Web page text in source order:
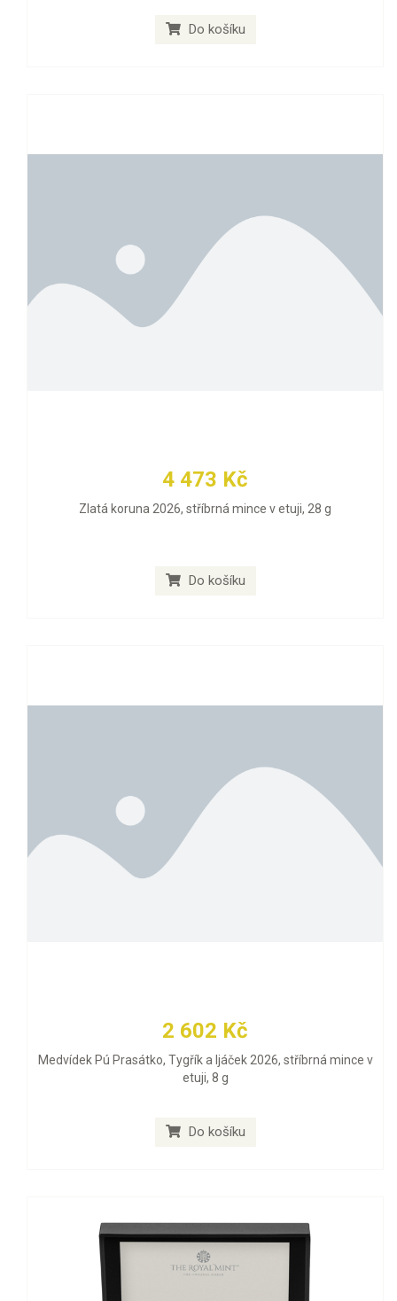
Do košíku
4 473 Kč
Zlatá koruna 2026, stříbrná mince v etuji, 28 g
Do košíku
2 602 Kč
Medvídek Pú Prasátko, Tygřík a Ijáček 2026, stříbrná mince v
etuji, 8 g
Do košíku